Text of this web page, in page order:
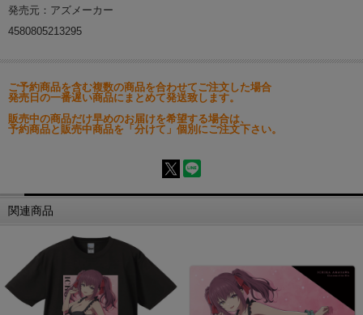
発売元：アズメーカー
4580805213295
ご予約商品を含む複数の商品を合わせてご注文した場合
発売日の一番遅い商品にまとめて発送致します。
販売中の商品だけ早めのお届けを希望する場合は、
予約商品と販売中商品を「分けて」個別にご注文下さい。
関連商品